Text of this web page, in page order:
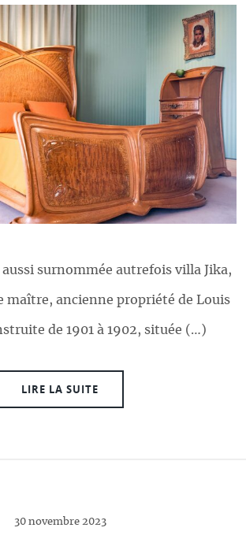
aussi surnommée autrefois villa Jika,
maître, ancienne propriété de Louis
de 1901 à 1902, située (…)
LIRE LA SUITE
30 novembre 2023